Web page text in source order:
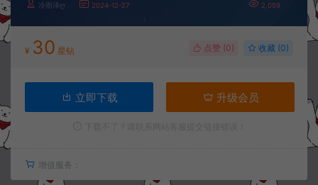
冷雨泽ღ 2024-12-27 2,059
¥ 30 星钻 点赞 (0) 收藏 (0)
立即下载 升级会员
增值服务：